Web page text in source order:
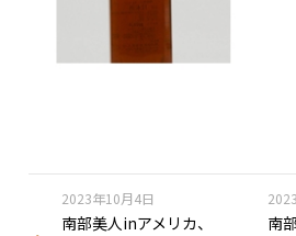
2023年10月4日
南部美人inアメリカ、
南